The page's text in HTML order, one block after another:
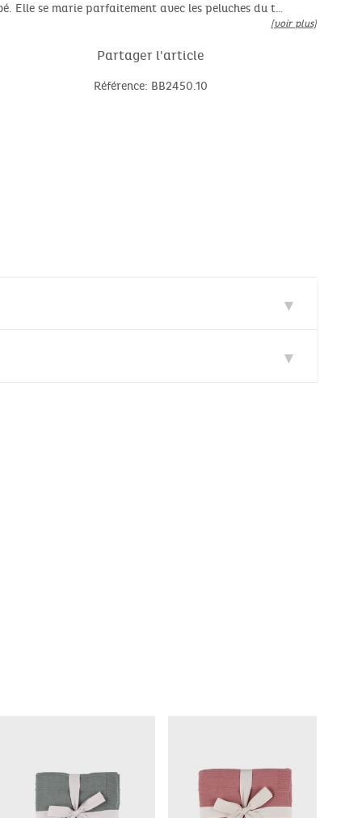
Elle se marie parfaitement avec les peluches du t…
[voir plus]
Partager l'article
Référence: BB2450.10